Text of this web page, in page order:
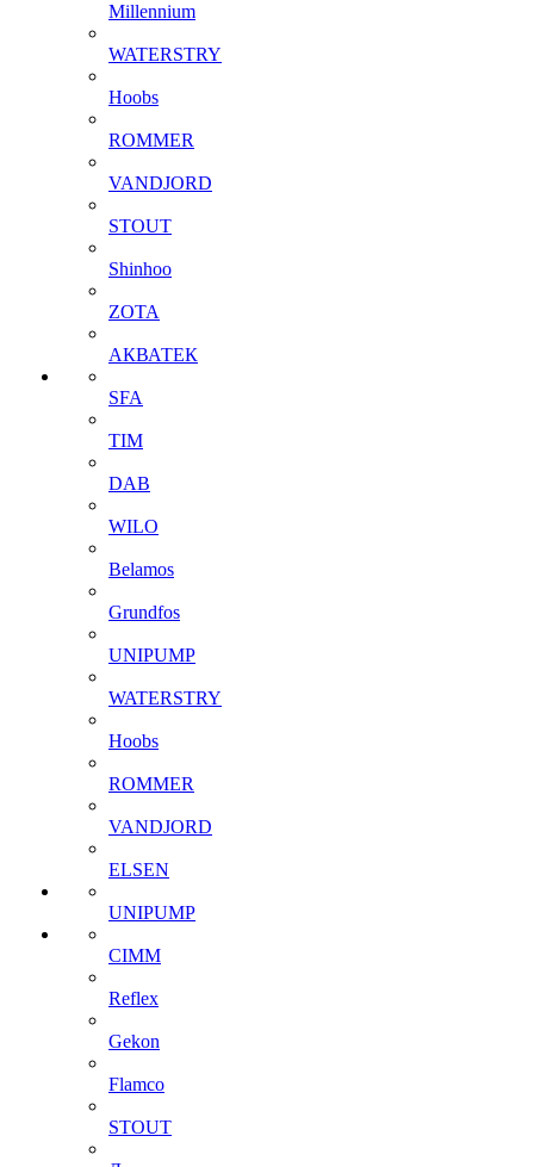
Millennium
WATERSTRY
Hoobs
ROMMER
VANDJORD
STOUT
Shinhoo
ZOTA
АКВАТЕК
SFA
TIM
DAB
WILO
Belamos
Grundfos
UNIPUMP
WATERSTRY
Hoobs
ROMMER
VANDJORD
ELSEN
UNIPUMP
CIMM
Reflex
Gekon
Flamco
STOUT